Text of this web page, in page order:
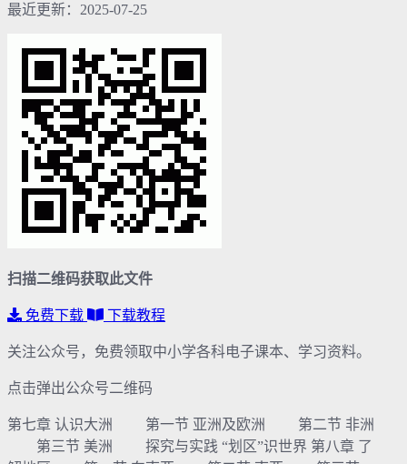
最近更新：2025-07-25
扫描二维码获取此文件
免费下载 下载教程
关注公众号，免费领取中小学各科电子课本、学习资料。
点击弹出公众号二维码
第七章 认识大洲 第一节 亚洲及欧洲 第二节 非洲
第三节 美洲 探究与实践 “划区”识世界 第八章 了